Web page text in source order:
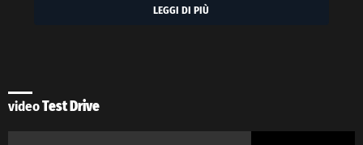
LEGGI DI PIÙ
videoTest Drive